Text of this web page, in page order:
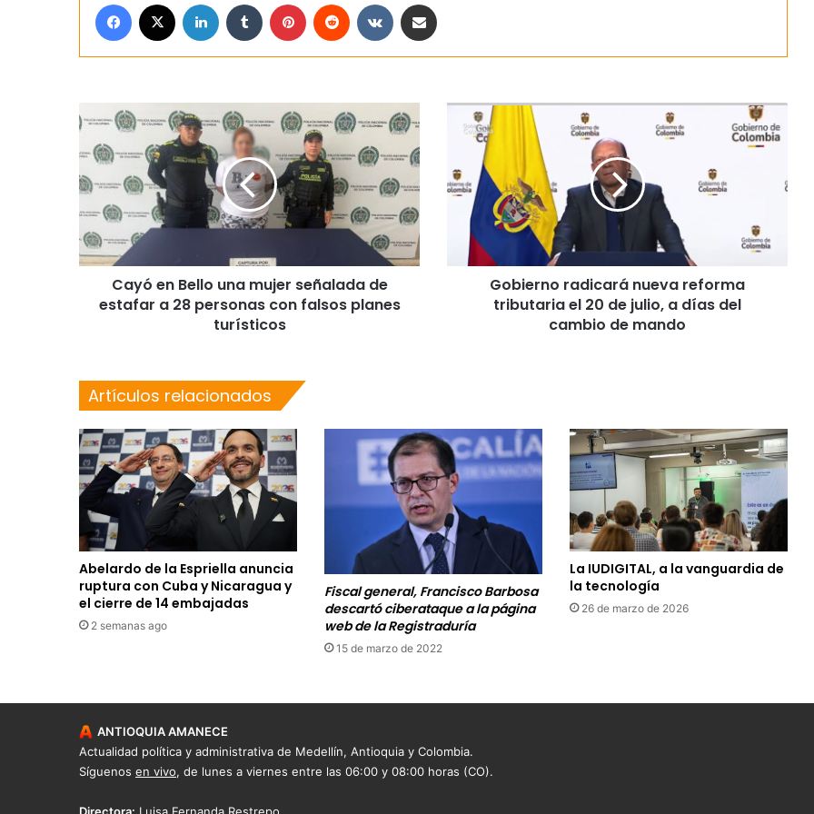
Facebook LinkedIn Tumblr Pinterest Reddit VKontakte
Cayó en Bello una mujer señalada de
estafar a 28 personas con falsos planes
turísticos
Gobierno radicará nueva reforma
tributaria el 20 de julio, a días del
cambio de mando
Artículos relacionados
Abelardo de la Espriella anuncia
ruptura con Cuba y Nicaragua y
el cierre de 14 embajadas
2 semanas ago
Fiscal general, Francisco Barbosa
descartó ciberataque a la página
web de la Registraduría
15 de marzo de 2022
La IUDIGITAL, a la vanguardia de
la tecnología
26 de marzo de 2026
ANTIOQUIA AMANECE
Actualidad política y administrativa de Medellín, Antioquia y Colombia.
Síguenos en vivo, de lunes a viernes entre las 06:00 y 08:00 horas (CO).
Directora: Luisa Fernanda Restrepo